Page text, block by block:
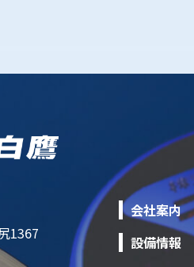
1367
会社案内
設備情報